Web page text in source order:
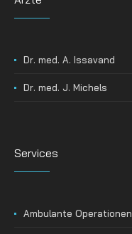
Dr. med. A. Issavand
Dr. med. J. Michels
Services
Ambulante Operationen